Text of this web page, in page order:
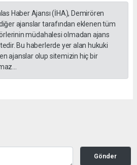
Haber Ajansı (İHA), Demirören
ajanslar tarafından eklenen tüm
müdahalesi olmadan ajans
Bu haberlerde yer alan hukuki
ajanslar olup sitemizin hiç bir
Gönder